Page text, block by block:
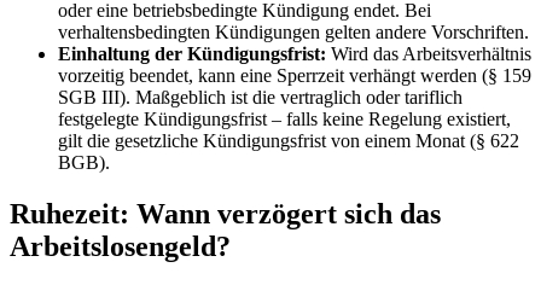
oder eine betriebsbedingte Kündigung endet. Bei
verhaltensbedingten Kündigungen gelten andere Vorschriften.
Einhaltung der Kündigungsfrist: Wird das Arbeitsverhältnis
vorzeitig beendet, kann eine Sperrzeit verhängt werden (§ 159
SGB III). Maßgeblich ist die vertraglich oder tariflich
festgelegte Kündigungsfrist – falls keine Regelung existiert,
gilt die gesetzliche Kündigungsfrist von einem Monat (§ 622
BGB).
Ruhezeit: Wann verzögert sich das
Arbeitslosengeld?